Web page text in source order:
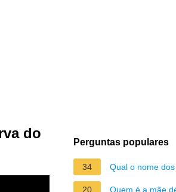
do
Perguntas populares
34 Qual o nome
20 Quem é a mãe